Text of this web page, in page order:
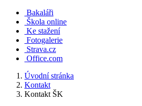
Bakaláři
Škola online
Ke stažení
Fotogalerie
Strava.cz
Office.com
Úvodní stránka
Kontakt
Kontakt ŠK